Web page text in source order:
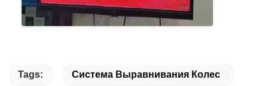
Tags: Система Выравнивания Колес